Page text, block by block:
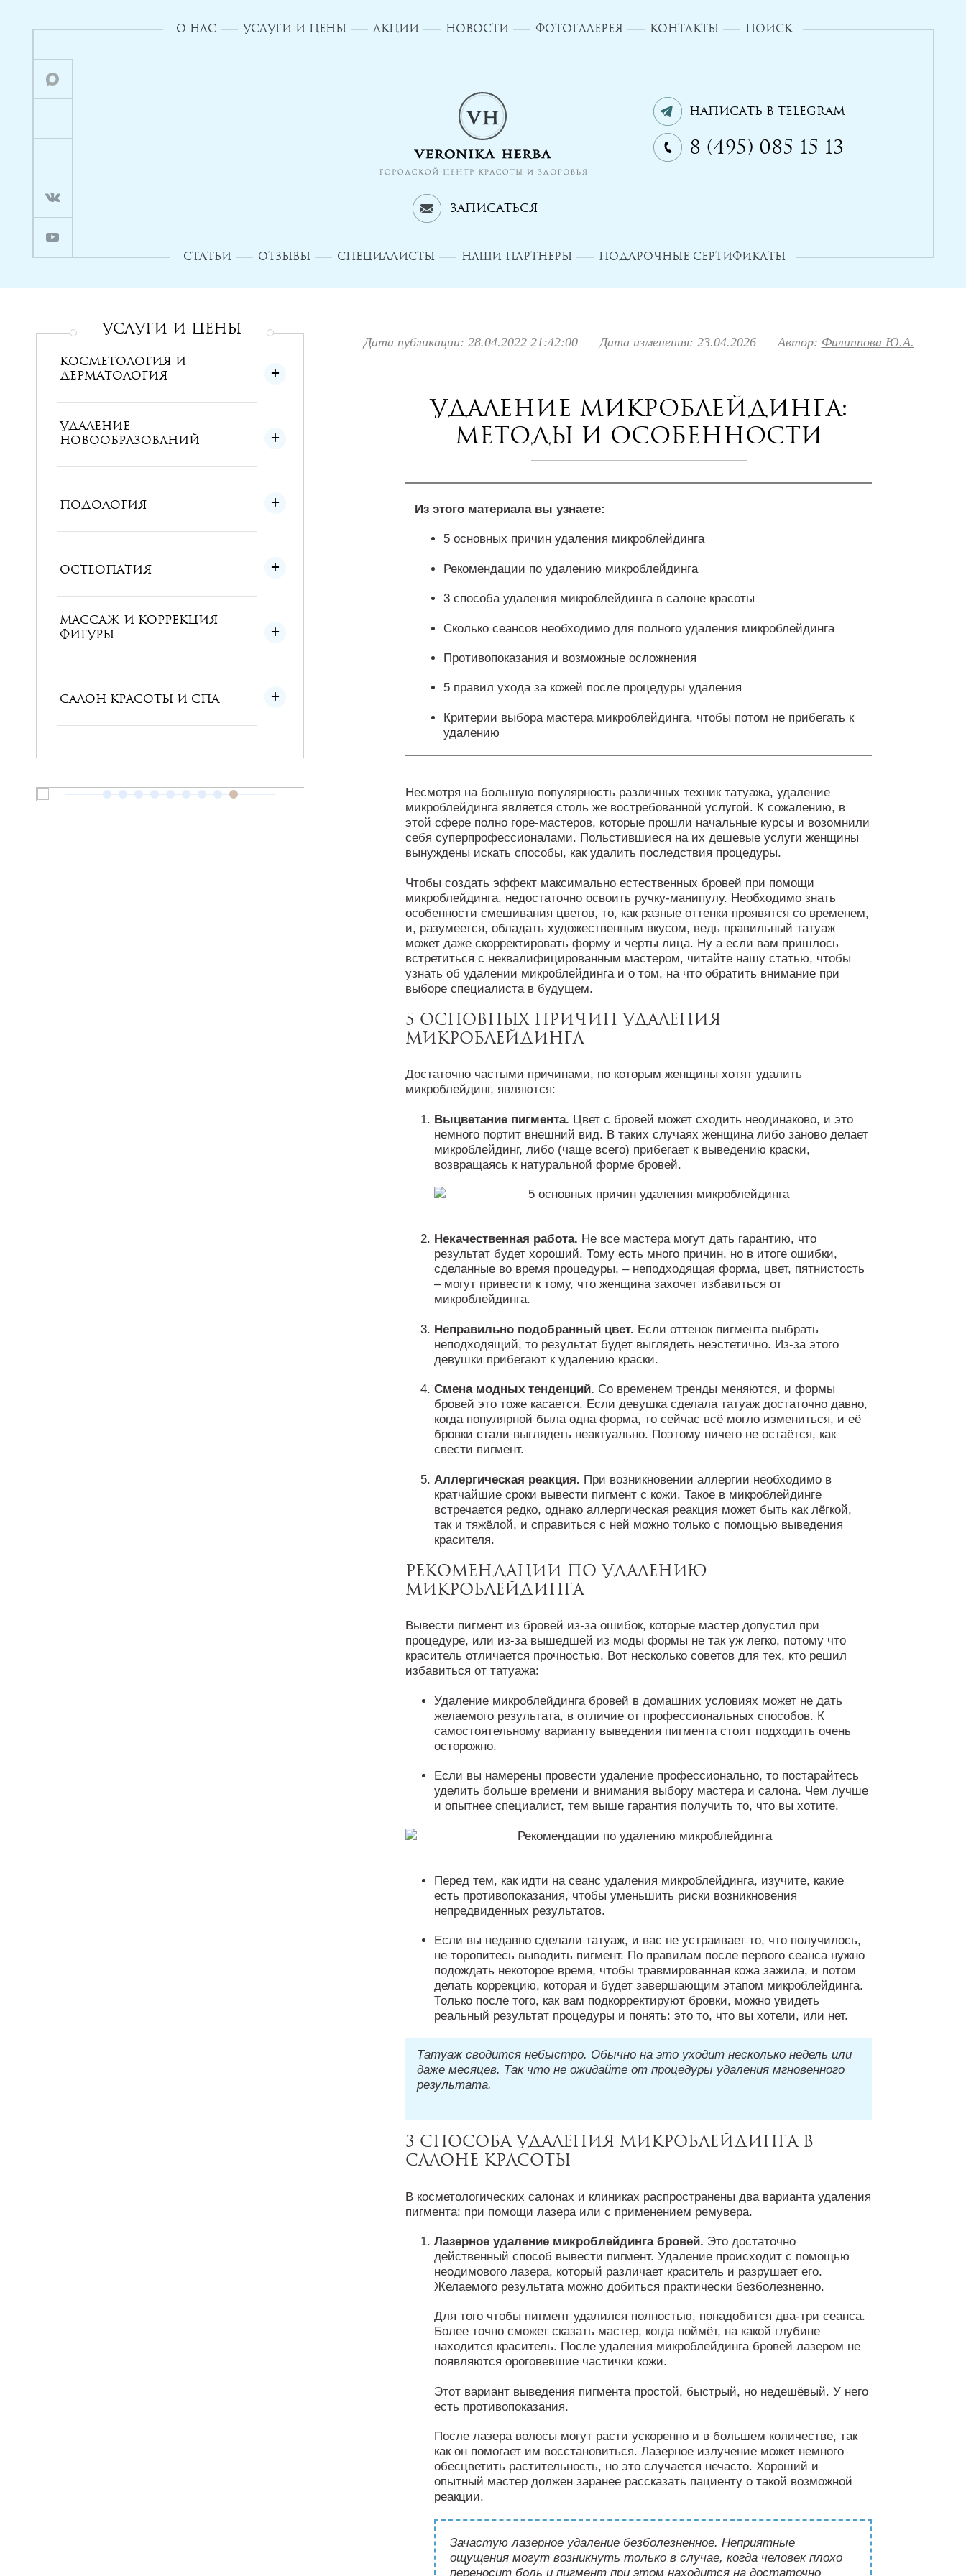
О НАС УСЛУГИ И ЦЕНЫ АКЦИИ НОВОСТИ ФОТОГАЛЕРЕЯ КОНТАКТЫ ПОИСК
СТАТЬИ ОТЗЫВЫ СПЕЦИАЛИСТЫ НАШИ ПАРТНЕРЫ ПОДАРОЧНЫЕ СЕРТИФИКАТЫ
Написать в Telegram
8 (495) 085 15 13
Записаться
УСЛУГИ и ЦЕНЫ
КОСМЕТОЛОГИЯ И
ДЕРМАТОЛОГИЯ
УДАЛЕНИЕ
НОВООБРАЗОВАНИЙ
ПОДОЛОГИЯ
ОСТЕОПАТИЯ
МАССАЖ И КОРРЕКЦИЯ
ФИГУРЫ
САЛОН КРАСОТЫ И СПА
Дата публикации: 28.04.2022 21:42:00 Дата изменения: 23.04.2026 Автор: Филиппова Ю.А.
Удаление микроблейдинга:
методы и особенности
Из этого материала вы узнаете:
5 основных причин удаления микроблейдинга
Рекомендации по удалению микроблейдинга
3 способа удаления микроблейдинга в салоне красоты
Сколько сеансов необходимо для полного удаления микроблейдинга
Противопоказания и возможные осложнения
5 правил ухода за кожей после процедуры удаления
Критерии выбора мастера микроблейдинга, чтобы потом не прибегать к
удалению
Несмотря на большую популярность различных техник татуажа, удаление
микроблейдинга является столь же востребованной услугой. К сожалению, в
этой сфере полно горе-мастеров, которые прошли начальные курсы и возомнили
себя суперпрофессионалами. Польстившиеся на их дешевые услуги женщины
вынуждены искать способы, как удалить последствия процедуры.
Чтобы создать эффект максимально естественных бровей при помощи
микроблейдинга, недостаточно освоить ручку-манипулу. Необходимо знать
особенности смешивания цветов, то, как разные оттенки проявятся со временем,
и, разумеется, обладать художественным вкусом, ведь правильный татуаж
может даже скорректировать форму и черты лица. Ну а если вам пришлось
встретиться с неквалифицированным мастером, читайте нашу статью, чтобы
узнать об удалении микроблейдинга и о том, на что обратить внимание при
выборе специалиста в будущем.
5 основных причин удаления
микроблейдинга
Достаточно частыми причинами, по которым женщины хотят удалить
микроблейдинг, являются:
Выцветание пигмента. Цвет с бровей может сходить неодинаково, и это
немного портит внешний вид. В таких случаях женщина либо заново делает
микроблейдинг, либо (чаще всего) прибегает к выведению краски,
возвращаясь к натуральной форме бровей.
Некачественная работа. Не все мастера могут дать гарантию, что
результат будет хороший. Тому есть много причин, но в итоге ошибки,
сделанные во время процедуры, – неподходящая форма, цвет, пятнистость
– могут привести к тому, что женщина захочет избавиться от
микроблейдинга.
Неправильно подобранный цвет. Если оттенок пигмента выбрать
неподходящий, то результат будет выглядеть неэстетично. Из-за этого
девушки прибегают к удалению краски.
Смена модных тенденций. Со временем тренды меняются, и формы
бровей это тоже касается. Если девушка сделала татуаж достаточно давно,
когда популярной была одна форма, то сейчас всё могло измениться, и её
бровки стали выглядеть неактуально. Поэтому ничего не остаётся, как
свести пигмент.
Аллергическая реакция. При возникновении аллергии необходимо в
кратчайшие сроки вывести пигмент с кожи. Такое в микроблейдинге
встречается редко, однако аллергическая реакция может быть как лёгкой,
так и тяжёлой, и справиться с ней можно только с помощью выведения
красителя.
Рекомендации по удалению
микроблейдинга
Вывести пигмент из бровей из-за ошибок, которые мастер допустил при
процедуре, или из-за вышедшей из моды формы не так уж легко, потому что
краситель отличается прочностью. Вот несколько советов для тех, кто решил
избавиться от татуажа:
Удаление микроблейдинга бровей в домашних условиях может не дать
желаемого результата, в отличие от профессиональных способов. К
самостоятельному варианту выведения пигмента стоит подходить очень
осторожно.
Если вы намерены провести удаление профессионально, то постарайтесь
уделить больше времени и внимания выбору мастера и салона. Чем лучше
и опытнее специалист, тем выше гарантия получить то, что вы хотите.
Перед тем, как идти на сеанс удаления микроблейдинга, изучите, какие
есть противопоказания, чтобы уменьшить риски возникновения
непредвиденных результатов.
Если вы недавно сделали татуаж, и вас не устраивает то, что получилось,
не торопитесь выводить пигмент. По правилам после первого сеанса нужно
подождать некоторое время, чтобы травмированная кожа зажила, и потом
делать коррекцию, которая и будет завершающим этапом микроблейдинга.
Только после того, как вам подкорректируют бровки, можно увидеть
реальный результат процедуры и понять: это то, что вы хотели, или нет.
Татуаж сводится небыстро. Обычно на это уходит несколько недель или
даже месяцев. Так что не ожидайте от процедуры удаления мгновенного
результата.
3 способа удаления микроблейдинга в
салоне красоты
В косметологических салонах и клиниках распространены два варианта удаления
пигмента: при помощи лазера или с применением ремувера.
Лазерное удаление микроблейдинга бровей. Это достаточно
действенный способ вывести пигмент. Удаление происходит с помощью
неодимового лазера, который различает краситель и разрушает его.
Желаемого результата можно добиться практически безболезненно.
Для того чтобы пигмент удалился полностью, понадобится два-три сеанса.
Более точно сможет сказать мастер, когда поймёт, на какой глубине
находится краситель. После удаления микроблейдинга бровей лазером не
появляются ороговевшие частички кожи.
Этот вариант выведения пигмента простой, быстрый, но недешёвый. У него
есть противопоказания.
После лазера волосы могут расти ускоренно и в большем количестве, так
как он помогает им восстановиться. Лазерное излучение может немного
обесцветить растительность, но это случается нечасто. Хороший и
опытный мастер должен заранее рассказать пациенту о такой возможной
реакции.
Зачастую лазерное удаление безболезненное. Неприятные
ощущения могут возникнуть только в случае, когда человек плохо
переносит боль и пигмент при этом находится на достаточно